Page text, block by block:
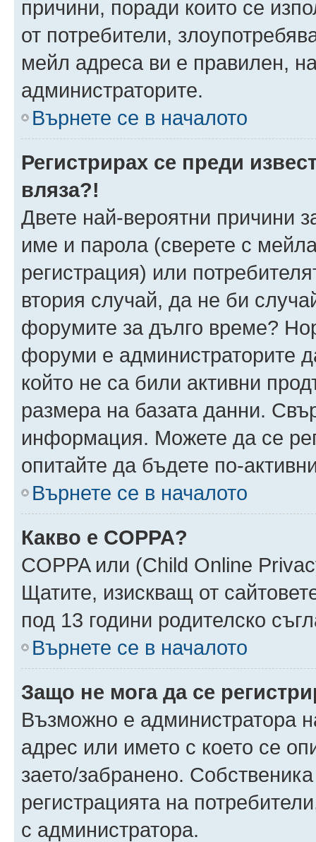
причини, поради които се
от потребители,
мейл адреса ви е правилен,
администраторите.
Върнете се в началото
Регистрирах се преди
вляза?!
Двете най-вероятни причини
име и парола (сверете с
регистрация) или
втория случай, да не би
форумите за дълго време?
форуми е администраторите
който не са били активни
размера на базата данни.
информация. Можете да се
опитайте да бъдете по-
Върнете се в началото
Какво е COPPA?
COPPA или (Child Online
Щатите, изискващ от
под 13 години родителско
Върнете се в началото
Защо не мога да се
Възможно е администратора
адрес или името с което се
заето/забранено.
регистрацията на
с администратора.